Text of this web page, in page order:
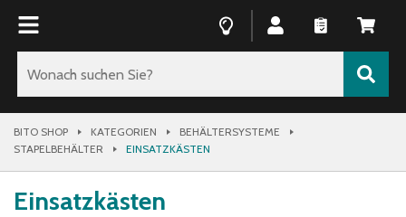
BITO SHOP KATEGORIEN
BEHÄLTERSYSTEME
STAPELBEHÄLTER
EINSATZKÄSTEN
Einsatzkästen